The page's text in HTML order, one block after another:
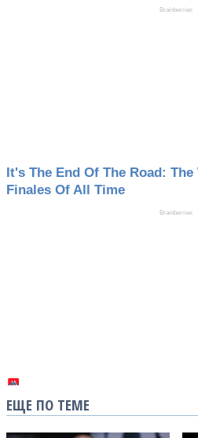
ЕЩЕ ПО ТЕМЕ